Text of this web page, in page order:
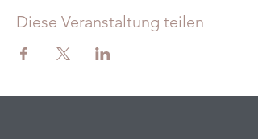
Diese Veranstaltung teilen